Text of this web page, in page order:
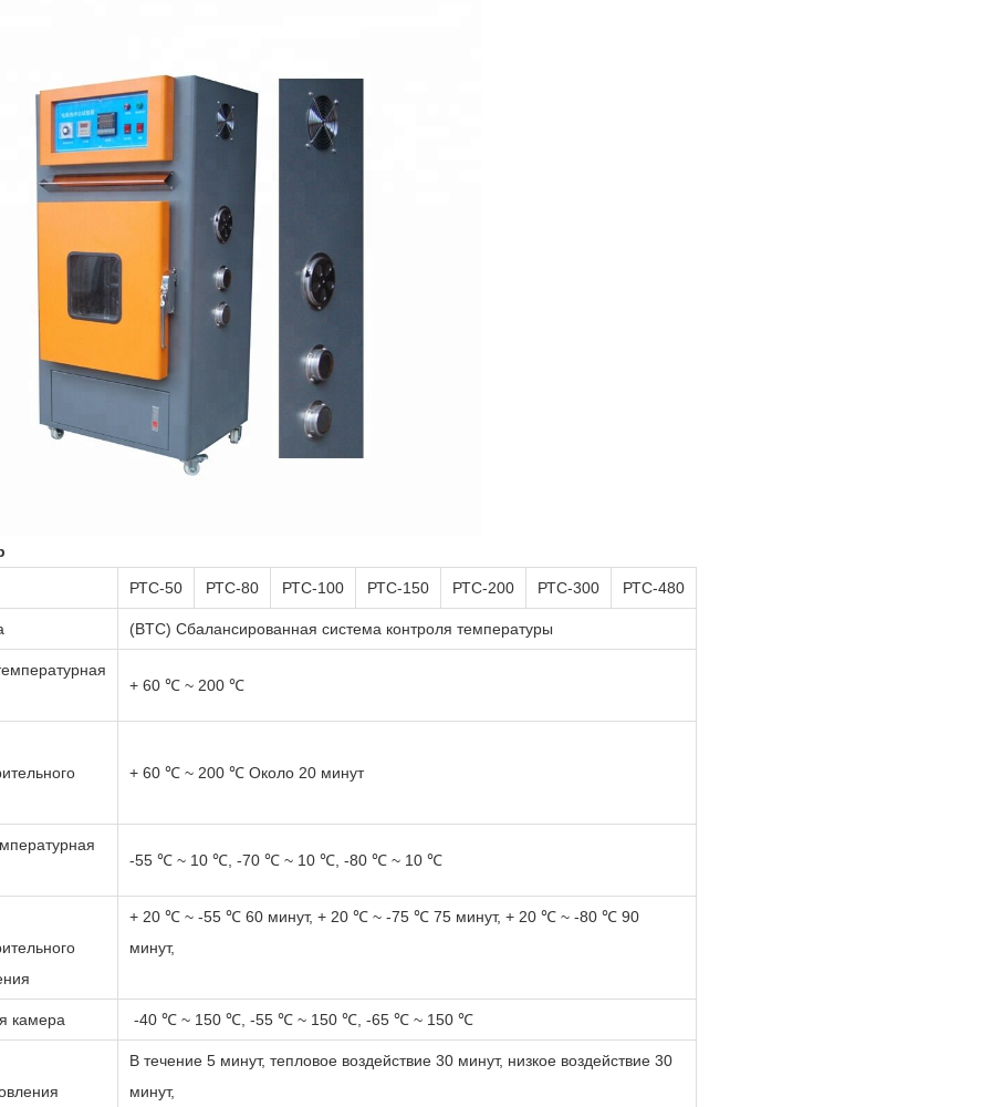
РТС-50 РТС-80 РТС-100 РТС-150 РТС-200 РТС-300 РТС-480
(BTC) Сбалансированная система контроля температуры
+ 60 ℃ ~ 200 ℃
+ 60 ℃ ~ 200 ℃ Около 20 минут
-55 ℃ ~ 10 ℃, -70 ℃ ~ 10 ℃, -80 ℃ ~ 10 ℃
+ 20 ℃ ~ -55 ℃ 60 минут, + 20 ℃ ~ -75 ℃ 75 минут, + 20 ℃ ~ -80 ℃ 90
минут,
камера -40 ℃ ~ 150 ℃, -55 ℃ ~ 150 ℃, -65 ℃ ~ 150 ℃
В течение 5 минут, тепловое воздействие 30 минут, низкое воздействие 30
минут,